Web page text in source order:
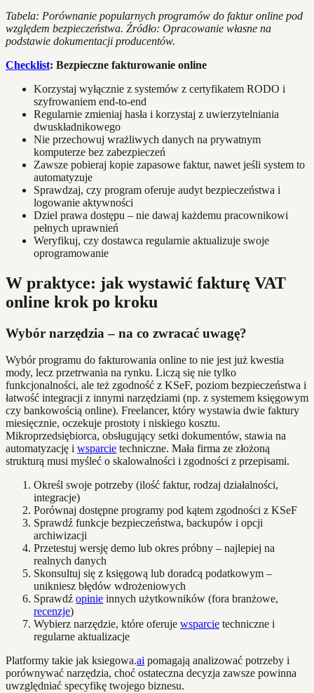
Tabela: Porównanie popularnych programów do faktur online pod
względem bezpieczeństwa. Źródło: Opracowanie własne na
podstawie dokumentacji producentów.
Checklist: Bezpieczne fakturowanie online
Korzystaj wyłącznie z systemów z certyfikatem RODO i
szyfrowaniem end-to-end
Regularnie zmieniaj hasła i korzystaj z uwierzytelniania
dwuskładnikowego
Nie przechowuj wrażliwych danych na prywatnym
komputerze bez zabezpieczeń
Zawsze pobieraj kopie zapasowe faktur, nawet jeśli system to
automatyzuje
Sprawdzaj, czy program oferuje audyt bezpieczeństwa i
logowanie aktywności
Dziel prawa dostępu – nie dawaj każdemu pracownikowi
pełnych uprawnień
Weryfikuj, czy dostawca regularnie aktualizuje swoje
oprogramowanie
W praktyce: jak wystawić fakturę VAT
online krok po kroku
Wybór narzędzia – na co zwracać uwagę?
Wybór programu do fakturowania online to nie jest już kwestia
mody, lecz przetrwania na rynku. Liczą się nie tylko
funkcjonalności, ale też zgodność z KSeF, poziom bezpieczeństwa i
łatwość integracji z innymi narzędziami (np. z systemem księgowym
czy bankowością online). Freelancer, który wystawia dwie faktury
miesięcznie, oczekuje prostoty i niskiego kosztu.
Mikroprzedsiębiorca, obsługujący setki dokumentów, stawia na
automatyzację i wsparcie techniczne. Mała firma ze złożoną
strukturą musi myśleć o skalowalności i zgodności z przepisami.
Określ swoje potrzeby (ilość faktur, rodzaj działalności,
integracje)
Porównaj dostępne programy pod kątem zgodności z KSeF
Sprawdź funkcje bezpieczeństwa, backupów i opcji
archiwizacji
Przetestuj wersję demo lub okres próbny – najlepiej na
realnych danych
Skonsultuj się z księgową lub doradcą podatkowym –
unikniesz błędów wdrożeniowych
Sprawdź opinie innych użytkowników (fora branżowe,
recenzje)
Wybierz narzędzie, które oferuje wsparcie techniczne i
regularne aktualizacje
Platformy takie jak ksiegowa.ai pomagają analizować potrzeby i
porównywać narzędzia, choć ostateczna decyzja zawsze powinna
uwzględniać specyfikę twojego biznesu.